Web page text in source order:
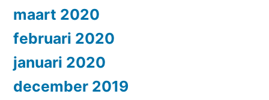
maart 2020
februari 2020
januari 2020
december 2019